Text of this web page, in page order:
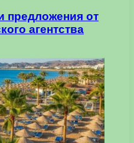
предложения от
агентства